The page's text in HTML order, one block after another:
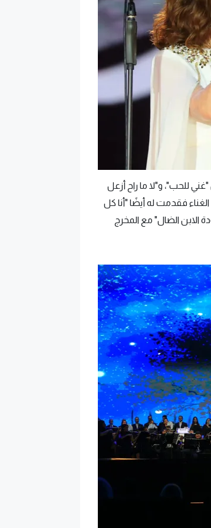
للحب"، و"لا ما راح أزعل
فقدمت له أيضًا "أنا كل
الابن الضال" مع المخرج